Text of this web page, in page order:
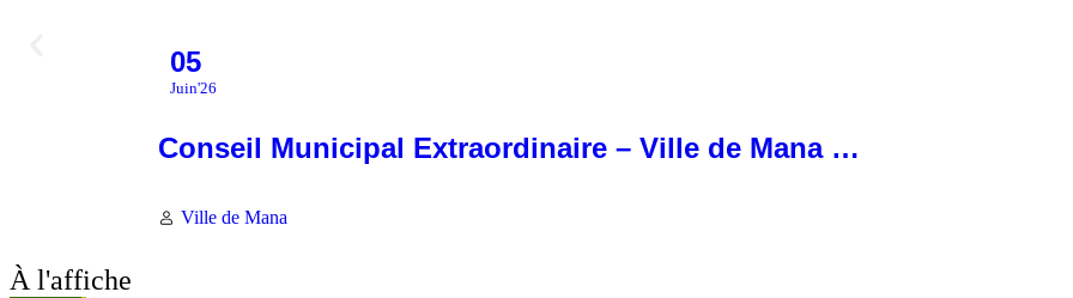
05
Juin'26
Conseil Municipal Extraordinaire – Ville de Mana …
Ville de Mana
À l'affiche